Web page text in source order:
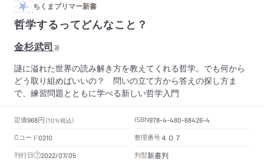
ちくまプリマー新書
哲学するってどんなこと？
金杉武司著
謎に溢れた世界の読み解き方を教えてくれる哲学。でも何から
どう取り組めばいいの？ 問いの立て方から答えの探し方ま
で、練習問題とともに学べる新しい哲学入門
定価968円 （10％税込） ISBN978-4-480-68426-4
Cコード0210 整理番号４０７
刊行日 2022/07/05 判型新書判